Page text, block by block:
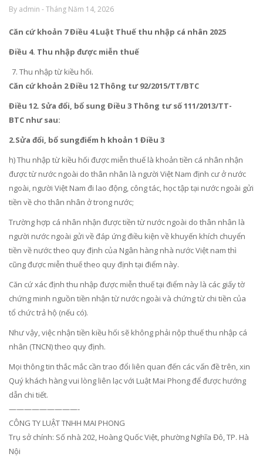
By admin - Tháng Năm 14, 2026
Căn cứ khoản 7 Điều 4 Luật Thuế thu nhập cá nhân 2025
Điều 4. Thu nhập được miễn thuế
Thu nhập từ kiều hối.
Căn cứ khoản 2 Điều 12 Thông tư 92/2015/TT/BTC
Điều 12. Sửa đổi, bổ sung Điều 3 Thông tư số 111/2013/TT-
BTC như sau:
2.Sửa đổi, bổ sungđiểm h khoản 1 Điều 3
h) Thu nhập từ kiều hối được miễn thuế là khoản tiền cá nhân nhận
được từ nước ngoài do thân nhân là người Việt Nam định cư ở nước
ngoài, người Việt Nam đi lao động, công tác, học tập tại nước ngoài gửi
tiền về cho thân nhân ở trong nước;
Trường hợp cá nhân nhận được tiền từ nước ngoài do thân nhân là
người nước ngoài gửi về đáp ứng điều kiện về khuyến khích chuyển
tiền về nước theo quy định của Ngân hàng nhà nước Việt nam thì
cũng được miễn thuế theo quy định tại điểm này.
Căn cứ xác định thu nhập được miễn thuế tại điểm này là các giấy tờ
chứng minh nguồn tiền nhận từ nước ngoài và chứng từ chi tiền của
tổ chức trả hộ (nếu có).
Như vậy, việc nhận tiền kiều hối sẽ không phải nộp thuế thu nhập cá
nhân (TNCN) theo quy định.
Mọi thông tin thắc mắc cần trao đổi liên quan đến các vấn đề trên, xin
Quý khách hàng vui lòng liên lạc với Luật Mai Phong để được hướng
dẫn chi tiết.
—————————-
CÔNG TY LUẬT TNHH MAI PHONG
Trụ sở chính: Số nhà 202, Hoàng Quốc Việt, phường Nghĩa Đô, TP. Hà
Nội